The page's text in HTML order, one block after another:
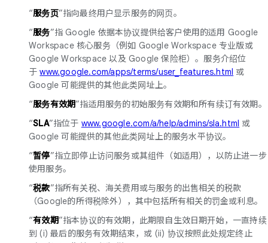
“服务页”指向最终用户显示服务的网页。
“服务”指 Google 依据本协议提供给客户使用的适用 Google
Workspace 核心服务（例如 Google Workspace 专业版或
Google Workspace 以及 Google 保险柜）。服务介绍位
于www.google.com/apps/terms/user_features.html 或
Google 可能提供的其他此类网址上。
“服务有效期”指适用服务的初始服务有效期和所有续订有效期。
“SLA”指位于 www.google.com/a/help/admins/sla.html 或
Google 可能提供的其他此类网址上的服务水平协议。
“暂停”指立即停止访问服务或其组件（如适用），以防止进一步
使用服务。
“税款”指所有关税、海关费用或与服务的出售相关的税款
（Google的所得税除外），其中包括所有相关的罚金或利息。
“有效期”指本协议的有效期，此期限自生效日期开始，一直持续
到 (i) 最后的服务有效期结束，或 (ii) 协议按照此处规定终止